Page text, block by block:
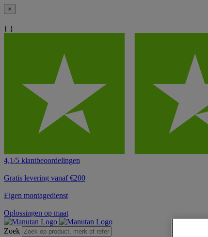
×
{ }
4,1/5 klantbeoordelingen
Gratis levering vanaf €200
Eigen montagedienst
Oplossingen op maat
Zoek